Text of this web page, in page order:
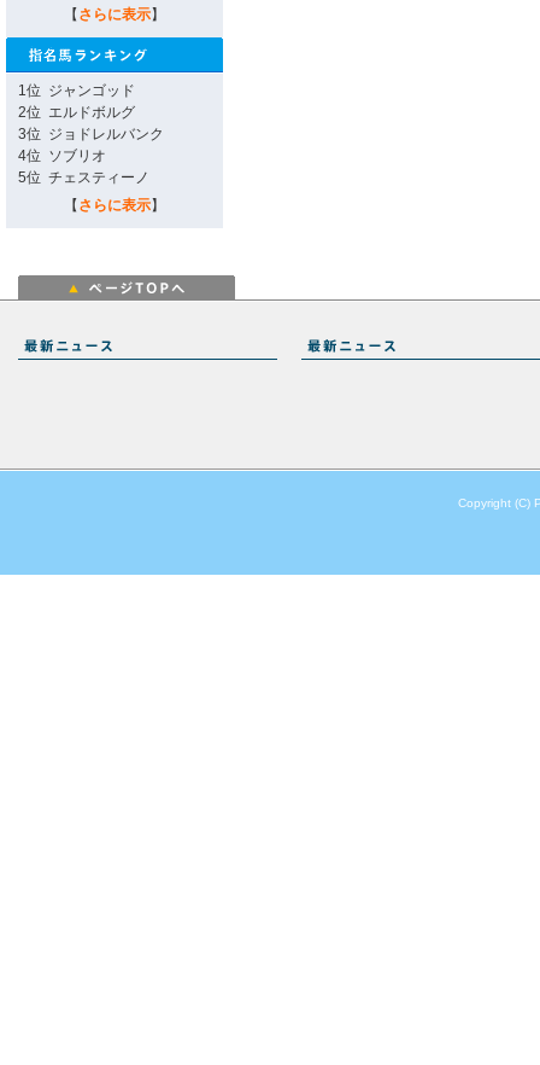
【 さらに表示】
1位 ジャンゴッド
2位 エルドボルグ
3位 ジョドレルバンク
4位 ソブリオ
5位 チェスティーノ
【 さらに表示】
Copyright (C)